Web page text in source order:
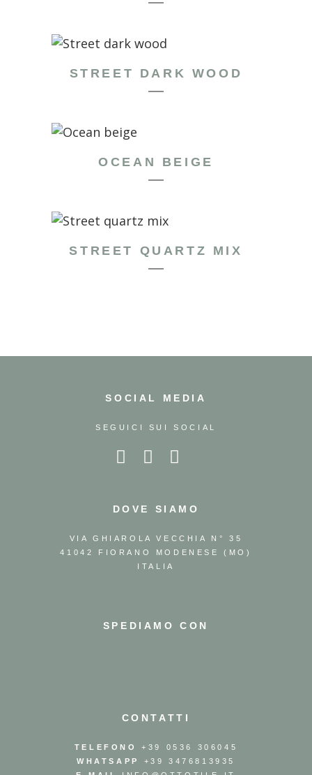
STREET DARK WOOD
OCEAN BEIGE
STREET QUARTZ MIX
SOCIAL MEDIA
SEGUICI SUI SOCIAL
DOVE SIAMO
VIA GHIAROLA VECCHIA N° 35
41042 FIORANO MODENESE (MO)
ITALIA
SPEDIAMO CON
CONTATTI
TELEFONO
+39 0536 306045
WHATSAPP
+39 3476813935